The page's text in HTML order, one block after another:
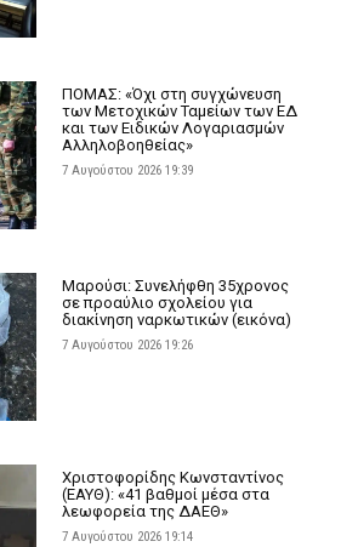
ΠΟΜΑΣ: «Όχι στη συγχώνευση
των Μετοχικών Ταμείων των ΕΔ
και των Ειδικών Λογαριασμών
Αλληλοβοηθείας»
7 Αυγούστου 2026 19:39
Μαρούσι: Συνελήφθη 35χρονος
σε προαύλιο σχολείου για
διακίνηση ναρκωτικών (εικόνα)
7 Αυγούστου 2026 19:26
Χριστοφορίδης Κωνσταντίνος
(ΕΑΥΘ): «41 βαθμοί μέσα στα
λεωφορεία της ΔΑΕΘ»
7 Αυγούστου 2026 19:14